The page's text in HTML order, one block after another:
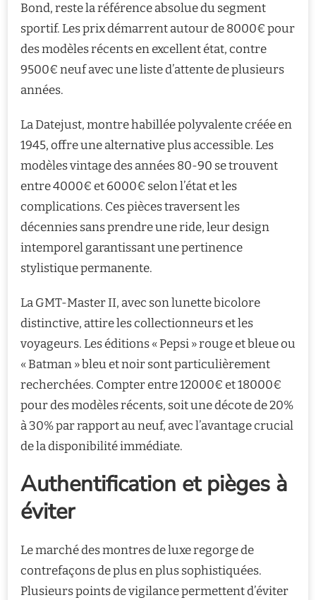
Bond, reste la référence absolue du segment
sportif. Les prix démarrent autour de 8000€ pour
des modèles récents en excellent état, contre
9500€ neuf avec une liste d’attente de plusieurs
années.
La Datejust, montre habillée polyvalente créée en
1945, offre une alternative plus accessible. Les
modèles vintage des années 80-90 se trouvent
entre 4000€ et 6000€ selon l’état et les
complications. Ces pièces traversent les
décennies sans prendre une ride, leur design
intemporel garantissant une pertinence
stylistique permanente.
La GMT-Master II, avec son lunette bicolore
distinctive, attire les collectionneurs et les
voyageurs. Les éditions « Pepsi » rouge et bleue ou
« Batman » bleu et noir sont particulièrement
recherchées. Compter entre 12000€ et 18000€
pour des modèles récents, soit une décote de 20%
à 30% par rapport au neuf, avec l’avantage crucial
de la disponibilité immédiate.
Authentification et pièges à
éviter
Le marché des montres de luxe regorge de
contrefaçons de plus en plus sophistiquées.
Plusieurs points de vigilance permettent d’éviter